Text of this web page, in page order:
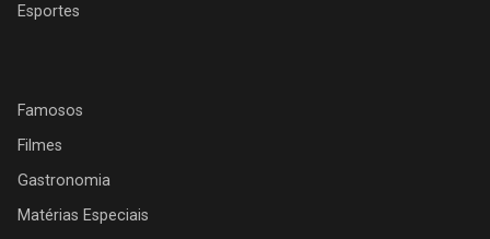
Esportes
Famosos
Filmes
Gastronomia
Matérias Especiais